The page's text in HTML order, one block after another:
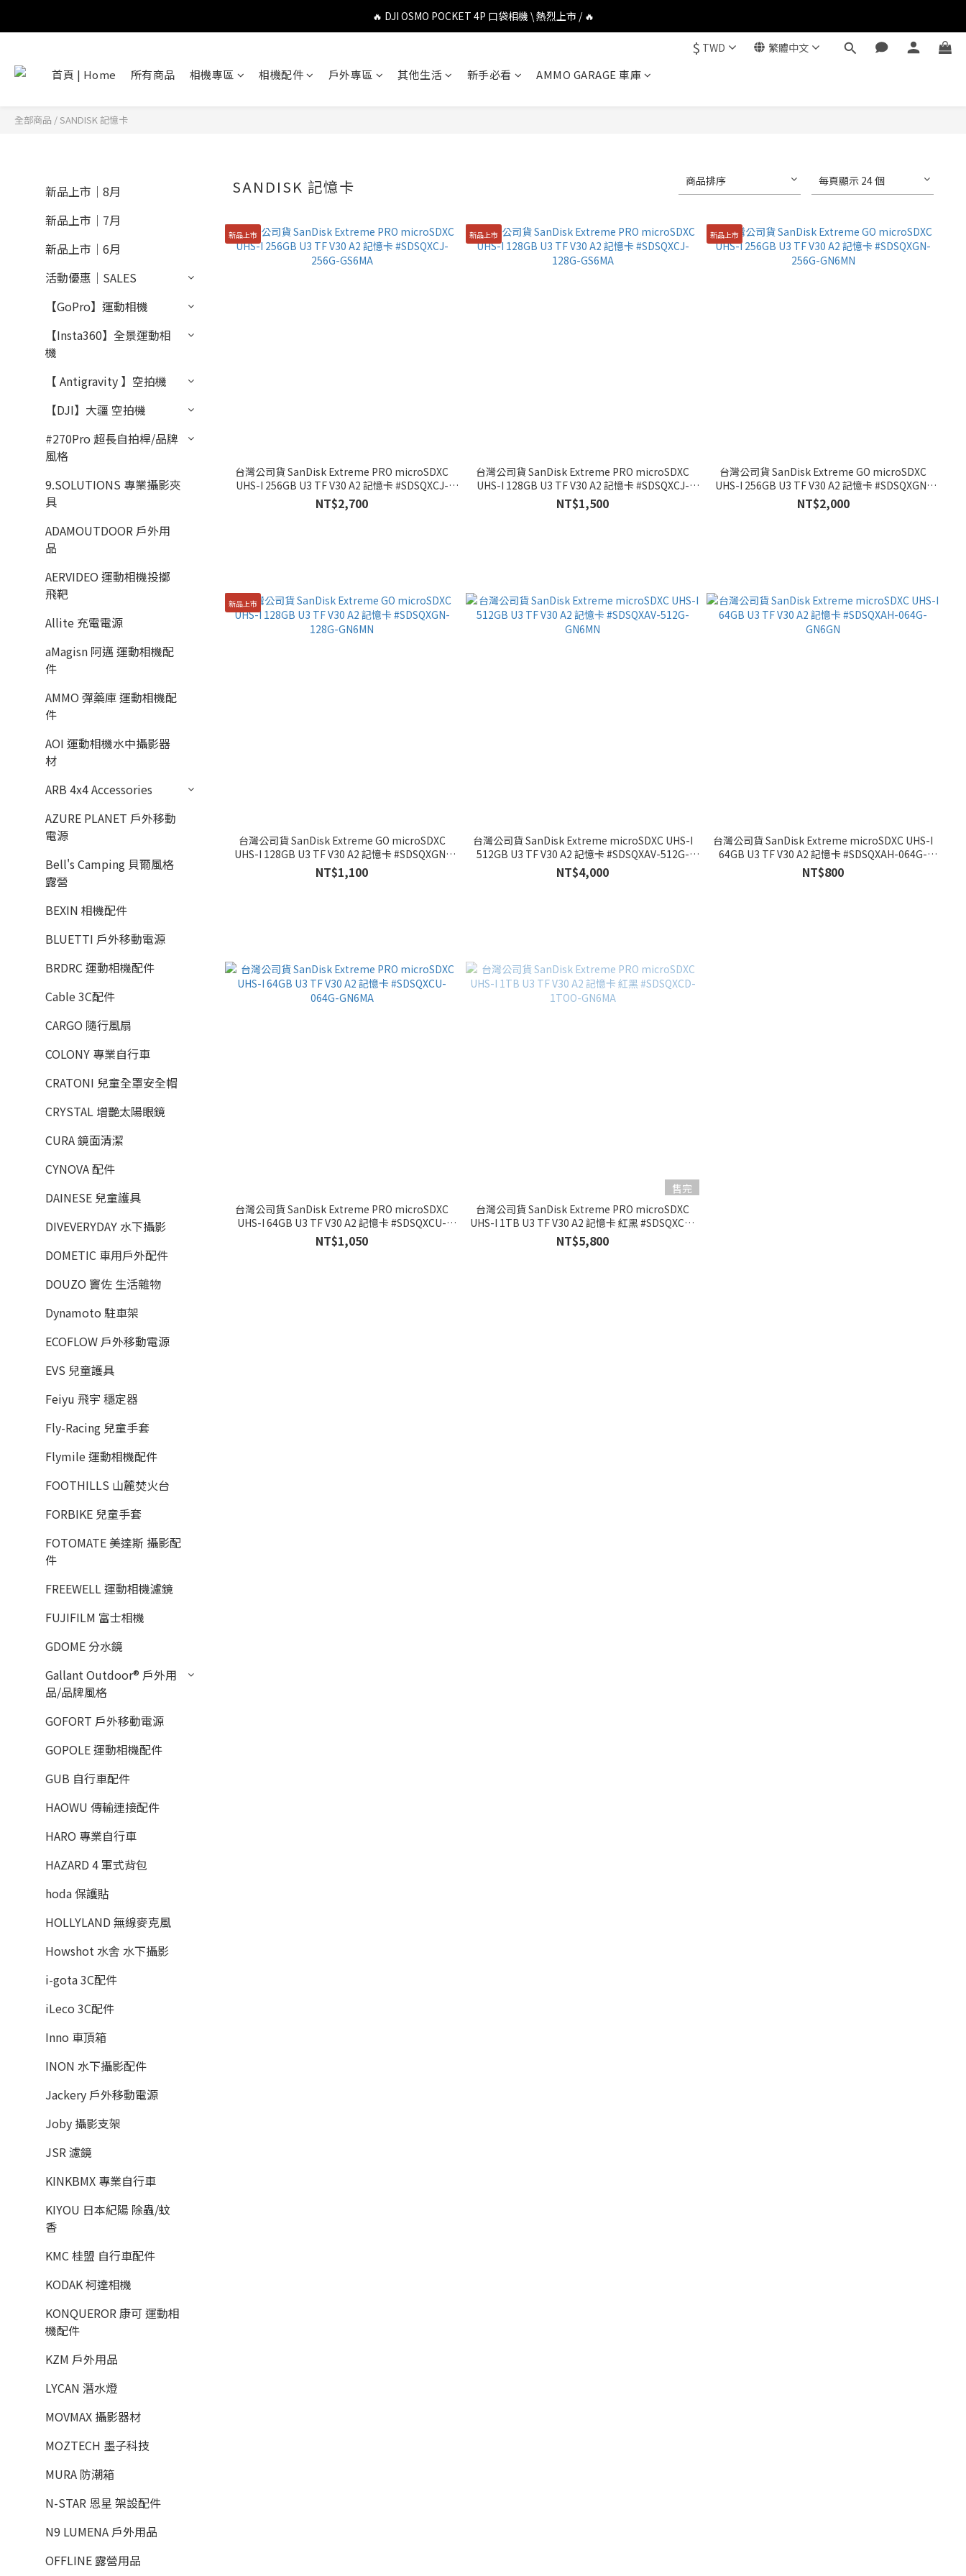
🔥 DJI OSMO POCKET 4P 口袋相機 \ 熱烈上市 / 🔥
🔥 DJI OSMO POCKET 4P 口袋相機 \ 熱烈上市 / 🔥
🔥 Insta360 GO Ultra Hello Kitty 聯名限定套裝 \ 時尚上市 / 🔥
$ TWD 繁體中文
首頁 | Home 所有商品 相機專區 相機配件 戶外專區 其他生活 新手必看 AMMO GARAGE 車庫
全部商品 /SANDISK 記憶卡
新品上市｜8月
新品上市｜7月
新品上市｜6月
活動優惠｜SALES
【GoPro】運動相機
【Insta360】全景運動相
機
【 Antigravity 】空拍機
【DJI】大疆 空拍機
#270Pro 超長自拍桿/品牌
風格
9.SOLUTIONS 專業攝影夾
具
ADAMOUTDOOR 戶外用
品
AERVIDEO 運動相機投擲
飛靶
Allite 充電電源
aMagisn 阿邁 運動相機配
件
AMMO 彈藥庫 運動相機配
件
AOI 運動相機水中攝影器
材
ARB 4x4 Accessories
AZURE PLANET 戶外移動
電源
Bell's Camping 貝爾風格
露營
BEXIN 相機配件
BLUETTI 戶外移動電源
BRDRC 運動相機配件
Cable 3C配件
CARGO 隨行風扇
COLONY 專業自行車
CRATONI 兒童全罩安全帽
CRYSTAL 增艷太陽眼鏡
CURA 鏡面清潔
CYNOVA 配件
DAINESE 兒童護具
DIVEVERYDAY 水下攝影
DOMETIC 車用戶外配件
DOUZO 竇佐 生活雜物
Dynamoto 駐車架
ECOFLOW 戶外移動電源
EVS 兒童護具
Feiyu 飛宇 穩定器
Fly-Racing 兒童手套
Flymile 運動相機配件
FOOTHILLS 山麓焚火台
FORBIKE 兒童手套
FOTOMATE 美達斯 攝影配
件
FREEWELL 運動相機濾鏡
FUJIFILM 富士相機
GDOME 分水鏡
Gallant Outdoor®️ 戶外用
品/品牌風格
GOFORT 戶外移動電源
GOPOLE 運動相機配件
GUB 自行車配件
HAOWU 傳輸連接配件
HARO 專業自行車
HAZARD 4 軍式背包
hoda 保護貼
HOLLYLAND 無線麥克風
Howshot 水舍 水下攝影
i-gota 3C配件
iLeco 3C配件
Inno 車頂箱
INON 水下攝影配件
Jackery 戶外移動電源
Joby 攝影支架
JSR 濾鏡
KINKBMX 專業自行車
KIYOU 日本紀陽 除蟲/蚊
香
KMC 桂盟 自行車配件
KODAK 柯達相機
KONQUEROR 康可 運動相
機配件
KZM 戶外用品
LYCAN 潛水燈
MOVMAX 攝影器材
MOZTECH 墨子科技
MURA 防潮箱
N-STAR 恩星 架設配件
N9 LUMENA 戶外用品
OFFLINE 露營用品
SANDISK 記憶卡 商品排序 每頁顯示 24 個
新品上市
台灣公司貨 SanDisk Extreme PRO microSDXC
UHS-I 256GB U3 TF V30 A2 記憶卡 #SDSQXCJ-
256G-GS6MA
NT$2,700
新品上市
台灣公司貨 SanDisk Extreme PRO microSDXC
UHS-I 128GB U3 TF V30 A2 記憶卡 #SDSQXCJ-
128G-GS6MA
NT$1,500
新品上市
台灣公司貨 SanDisk Extreme GO microSDXC
UHS-I 256GB U3 TF V30 A2 記憶卡 #SDSQXGN-
256G-GN6MN
NT$2,000
新品上市
台灣公司貨 SanDisk Extreme GO microSDXC
UHS-I 128GB U3 TF V30 A2 記憶卡 #SDSQXGN-
128G-GN6MN
NT$1,100
台灣公司貨 SanDisk Extreme microSDXC UHS-I
512GB U3 TF V30 A2 記憶卡 #SDSQXAV-512G-
GN6MN
NT$4,000
台灣公司貨 SanDisk Extreme microSDXC UHS-I
64GB U3 TF V30 A2 記憶卡 #SDSQXAH-064G-
GN6GN
NT$800
台灣公司貨 SanDisk Extreme PRO microSDXC
UHS-I 64GB U3 TF V30 A2 記憶卡 #SDSQXCU-
064G-GN6MA
NT$1,050
售完
台灣公司貨 SanDisk Extreme PRO microSDXC
UHS-I 1TB U3 TF V30 A2 記憶卡 紅黑 #SDSQXCD-
1TOO-GN6MA
NT$5,800